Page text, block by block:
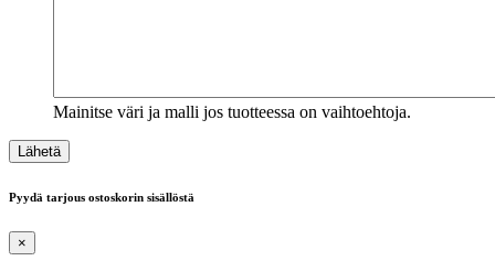
Mainitse väri ja malli jos tuotteessa on vaihtoehtoja.
Pyydä tarjous ostoskorin sisällöstä
×